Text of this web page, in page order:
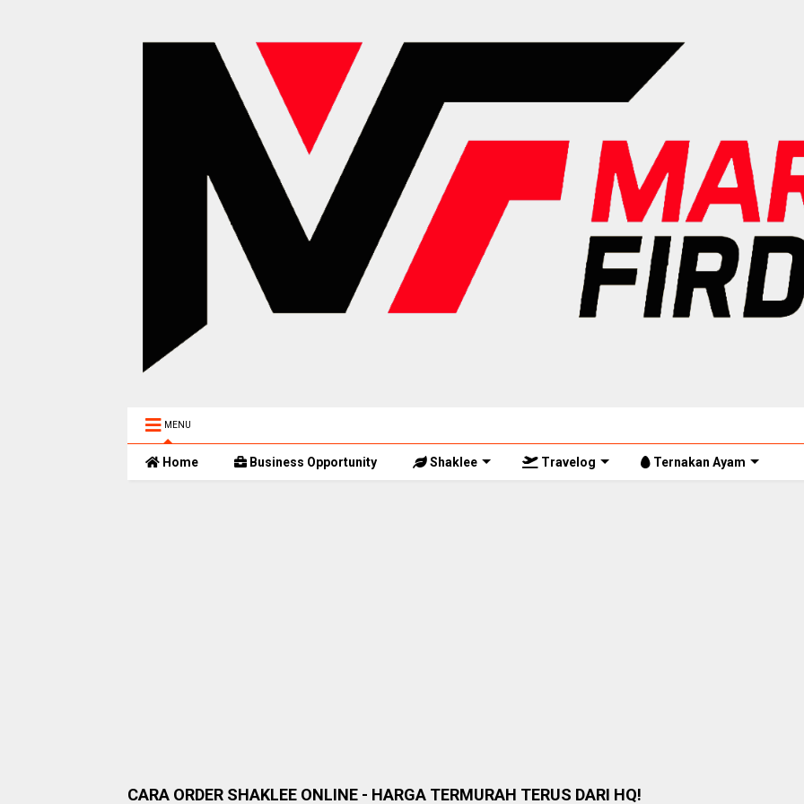
MENU
Home Business Opportunity Shaklee Travelog Ternakan Ayam
CARA ORDER SHAKLEE ONLINE - HARGA TERMURAH TERUS DARI HQ!